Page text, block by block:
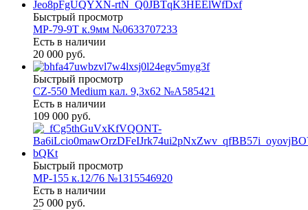
Быстрый просмотр
МР-79-9Т к.9мм №0633707233
Есть в наличии
20 000 руб.
Быстрый просмотр
CZ-550 Medium кал. 9,3х62 №A585421
Есть в наличии
109 000 руб.
Быстрый просмотр
МР-155 к.12/76 №1315546920
Есть в наличии
25 000 руб.